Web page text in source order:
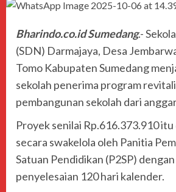
Bharindo.co.id Sumedang.-
(SDN) Darmajaya, Desa
Tomo Kabupaten Sumedang
sekolah penerima program
pembangunan sekolah dari
Proyek senilai Rp.616.373.910
secara swakelola oleh Panitia
Satuan Pendidikan (P2SP)
penyelesaian 120 hari kalender.